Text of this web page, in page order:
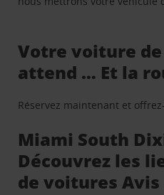
Votre voiture
attend … Et la
Réservez maintenant et
Miami South
Découvrez les
de voitures